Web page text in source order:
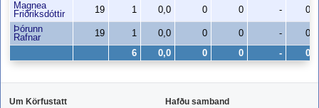
Magnea
Friðriksdóttir
19 1 0,0 0 0 -
0
Þórunn
Rafnar
19 1 0,0 0 0 - 0
6 0,0 0 0 - 0
Um Körfustatt Hafðu samband